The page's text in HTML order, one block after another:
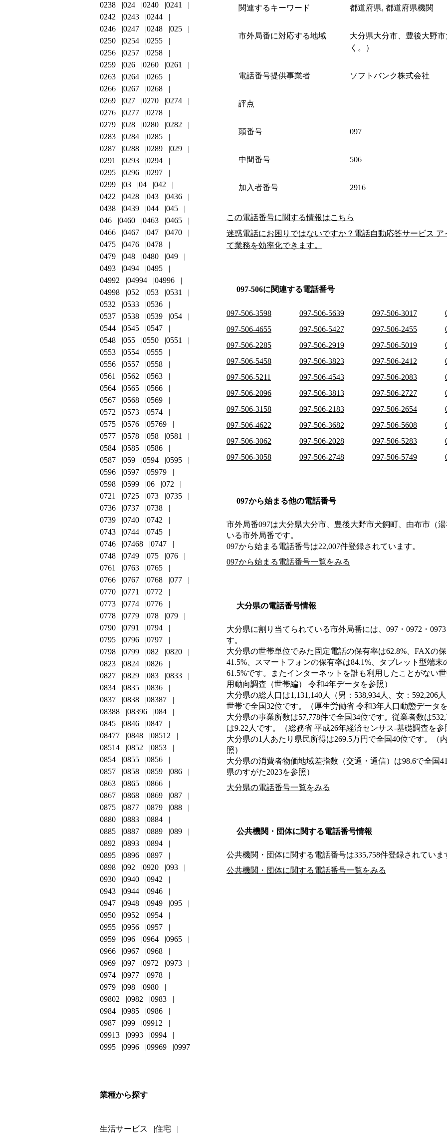
関連するキーワード 都道府県, 都道府県機関
市外局番に対応する地域
大分県大分市、豊後大野
く。）
電話番号提供事業者 ソフトバンク株式会社
評点
頭番号 097
中間番号 506
加入者番号 2916
この電話番号に関する情報はこちら
迷惑電話にお困りではないですか？電話自動応答サービス
て業務を効率化できます。
097-506に関連する電話番号
097-506-3598 097-506-5639 097-506-3017
097-506-4655
097-506-5427 097-506-2455
097-506-2285
097-506-2919 097-506-5019
097-506-5458
097-506-3823 097-506-2412
097-506-5211
097-506-4543 097-506-2083
097-506-2096
097-506-3813 097-506-2727
097-506-3158
097-506-2183 097-506-2654
097-506-4622
097-506-3682 097-506-5608
097-506-3062
097-506-2028 097-506-5283
097-506-3058
097-506-2748 097-506-5749
097から始まる他の電話番号
市外局番097は大分県大分市、豊後大野市犬飼町、由布市（湯
いる市外局番です。
097から始まる電話番号は22,007件登録されています。
097から始まる電話番号一覧をみる
大分県の電話番号情報
大分県に割り当てられている市外局番には、097・0972・0973
す。
大分県の世帯単位でみた固定電話の保有率は62.8%、FAXの
41.5%、スマートフォンの保有率は84.1%、タブレット型端
61.5%です。またインターネットを誰も利用したことがない
用動向調査（世帯編） 令和4年データを参照）
大分県の総人口は1,131,140人（男：538,934人、女：592,206
世帯で全国32位です。（厚生労働省 令和3年人口動態データを
大分県の事業所数は57,778件で全国34位です。従業者数は
は9.22人です。（総務省 平成26年経済センサス‐基礎調査を参
大分県の1人あたり県民所得は269.5万円で全国40位です。（
照）
大分県の消費者物価地域差指数（交通・通信）は98.6で全国
県のすがた2023を参照）
大分県の電話番号一覧をみる
公共機関・団体に関する電話番号情報
公共機関・団体に関する電話番号は335,758件登録されていま
公共機関・団体に関する電話番号一覧をみる
0238
024 0240
0241
0242
0243
0244
0246
0247 0248
025
0250
0254
0255
0256
0257
0258
0259
026 0260
0261
0263
0264
0265
0266
0267
0268
0269
027 0270
0274
0276
0277
0278
0279
028 0280
0282
0283
0284
0285
0287
0288 0289
029
0291
0293
0294
0295
0296
0297
0299
03 04
042
0422
0428 043
0436
0438
0439 044
045
046
0460 0463
0465
0466
0467 047
0470
0475
0476
0478
0479
048 0480
049
0493
0494
0495
04992
04994
04996
04998
052 053
0531
0532
0533
0536
0537
0538 0539
054
0544
0545
0547
0548
055 0550
0551
0553
0554
0555
0556
0557
0558
0561
0562
0563
0564
0565
0566
0567
0568
0569
0572
0573
0574
0575
0576
05769
0577
0578 058
0581
0584
0585
0586
0587
059 0594
0595
0596
0597
05979
0598
0599 06
072
0721
0725 073
0735
0736
0737
0738
0739
0740
0742
0743
0744
0745
0746
07468
0747
0748
0749 075
076
0761
0763
0765
0766
0767 0768
077
0770
0771
0772
0773
0774
0776
0778
0779 078
079
0790
0791
0794
0795
0796
0797
0798
0799 082
0820
0823
0824
0826
0827
0829 083
0833
0834
0835
0836
0837
0838
08387
08388
08396
084
0845
0846
0847
08477
0848
08512
08514
0852
0853
0854
0855
0856
0857
0858 0859
086
0863
0865
0866
0867
0868 0869
087
0875
0877 0879
088
0880
0883
0884
0885
0887 0889
089
0892
0893
0894
0895
0896
0897
0898
092 0920
093
0930
0940
0942
0943
0944
0946
0947
0948 0949
095
0950
0952
0954
0955
0956
0957
0959
096 0964
0965
0966
0967
0968
0969
097 0972
0973
0974
0977
0978
0979
098
0980
09802
0982
0983
0984
0985
0986
0987
099
09912
09913
0993
0994
0995
0996 09969 0997
業種から探す
生活サービス 住宅